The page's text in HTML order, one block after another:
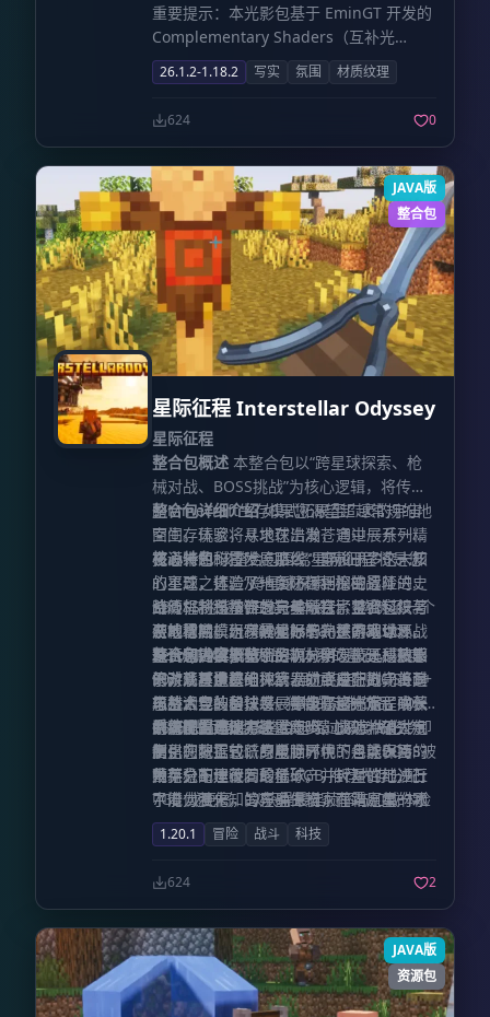
重要提示：本光影包基于 EminGT 开发的
Complementary Shaders（互补光
影）。特别感谢他所做出的非凡贡献，并
允许社区在其创作基础之上进行二次开
发。
26.1.2-1.18.2 写实 氛围 材质纹理
624 0
JAVA版
整合包
星际征程 Interstellar Odyssey
星际征程
整合包概述 本整合包以“跨星球探索、枪
械对战、BOSS挑战”为核心逻辑，将传统
的Minecraft生存模式拓展至广袤的宇宙
空间。玩家将从地球出发，通过一系列精
密设计的科技发展路线，穿梭于多个未知
的星球，体验从地面防御到深空远征的史
诗历程。该整合包完美融合了工业科技与
硬核冒险，为科技爱好者、探索家以及战
斗玩家提供了一个层次分明、极具成就感
的游戏环境。
整合包详细介绍如果您渴望超越常规的地
面生存体验，寻求在浩瀚苍穹中展开一场
充满未知的冒险，那么“星际征程”将是您
的不二之选。“跨星球探索+枪械战斗
+BOSS挑战”的三位一体设计，构筑了一个
从地球启航、跨越星际的完整游戏世界。
无论您钟情于精密的机械研发，还是热衷
于对外星遗迹的探索，亦或是在战场上追
求战术竞技的快感，都能在这一旅程中获
得深度的满足。
核心特色该整合包围绕“星际征程”这一核
心主题，打造了一条环环相扣的冒险进化
路线，将科技研发与星际探索紧密交织。
游戏初期，玩家需扎根于熟悉的地球环
境，通过搜集基础资源、学习航天科技知
识，从打造基础火箭发射平台，到完善耐
辐射太空装备，每一个步骤都充满了成长
的喜悦。当动力装置轰鸣，成功冲破大气
层，您将正式跻身星际时代：月球表面的
荒芜之下埋藏着珍稀矿产，火星的红沙丘
中潜伏着未知的异星生物，而霜原星的冰
冷冻土深处，或许正沉睡着足以撼动银河
的强大BOSS。
战斗机制是本作的灵魂所在。整合包以著
名的枪械模组“Timeless and Classics
Zero (TACZ)”作为战斗体系的基石，深度
修改了其中数十种武器的合成配方，将其
与整合包的科技发展等级高度绑定，确保
武力输出与探索进度同步。此外，通过定
制化的数据包，原版世界中的各类BOSS被
重新分布于不同的星球，并针对性地进行
了能力强化，旨在确保玩家在踏足每一颗
星球时，都能获得截然不同的战斗挑战体
验。
整合包内容概览
90+ 高质量模组 12+ 强力的定制BOSS 6+
风格迥异的星球 7+ 独特的定制饰品 10+
CS2近战武器装备 200+ 精心设计的任务
指引
系统配置建议该整合包经过深度优化，即
便是在配置较低的电脑环境下也能保持流
畅平稳的运行。
内存分配建议：最低 6GB 推荐内存分配：
7GB 或更高，以获得最佳帧率与加载体验
1.20.1 冒险 战斗 科技
624 2
JAVA版
资源包